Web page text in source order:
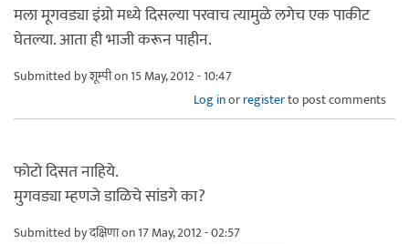
मला मूगवड्या इंग्रो मध्ये दिसल्या परवाच त्यामुळे लगेच एक पाकीट
घेतल्या. आता ही भाजी करून पाहीन.
Submitted byशूम्पीon 15 May, 2012 - 10:47
Log inorregisterto post comments
फोटो दिसत नाहिये.
मुगवड्या म्हणजे डाळिचे सांडगे का?
Submitted byदक्षिणाon 17 May, 2012 - 02:57